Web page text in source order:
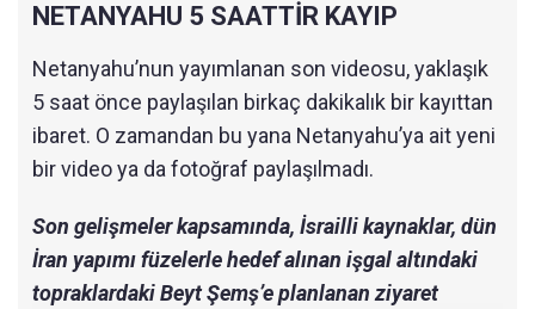
NETANYAHU 5 SAATTİR KAYIP
Netanyahu’nun yayımlanan son videosu, yaklaşık
5 saat önce paylaşılan birkaç dakikalık bir kayıttan
ibaret. O zamandan bu yana Netanyahu’ya ait yeni
bir video ya da fotoğraf paylaşılmadı.
Son gelişmeler kapsamında, İsrailli kaynaklar, dün
İran yapımı füzelerle hedef alınan işgal altındaki
topraklardaki Beyt Şemş’e planlanan ziyaret